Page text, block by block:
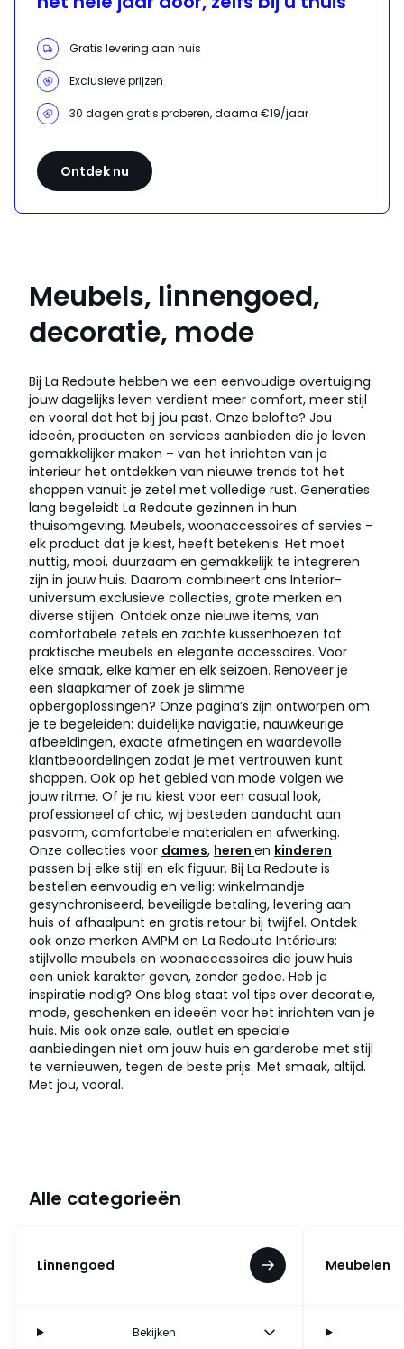
Gratis levering aan huis
Exclusieve prijzen
30 dagen gratis proberen, daarna €19/jaar
Ontdek nu
Meubels, linnengoed,
decoratie, mode
Bij La Redoute hebben we een eenvoudige overtuiging:
jouw dagelijks leven verdient meer comfort, meer stijl
en vooral dat het bij jou past. Onze belofte? Jou
ideeën, producten en services aanbieden die je leven
gemakkelijker maken – van het inrichten van je
interieur het ontdekken van nieuwe trends tot het
shoppen vanuit je zetel met volledige rust. Generaties
lang begeleidt La Redoute gezinnen in hun
thuisomgeving. Meubels, woonaccessoires of servies –
elk product dat je kiest, heeft betekenis. Het moet
nuttig, mooi, duurzaam en gemakkelijk te integreren
zijn in jouw huis. Daarom combineert ons Interior-
universum exclusieve collecties, grote merken en
diverse stijlen. Ontdek onze nieuwe items, van
comfortabele zetels en zachte kussenhoezen tot
praktische meubels en elegante accessoires. Voor
elke smaak, elke kamer en elk seizoen. Renoveer je
een slaapkamer of zoek je slimme
opbergoplossingen? Onze pagina’s zijn ontworpen om
je te begeleiden: duidelijke navigatie, nauwkeurige
afbeeldingen, exacte afmetingen en waardevolle
klantbeoordelingen zodat je met vertrouwen kunt
shoppen. Ook op het gebied van mode volgen we
jouw ritme. Of je nu kiest voor een casual look,
professioneel of chic, wij besteden aandacht aan
pasvorm, comfortabele materialen en afwerking.
Onze collecties voor dames, heren en kinderen
passen bij elke stijl en elk figuur. Bij La Redoute is
bestellen eenvoudig en veilig: winkelmandje
gesynchroniseerd, beveiligde betaling, levering aan
huis of afhaalpunt en gratis retour bij twijfel. Ontdek
ook onze merken AMPM en La Redoute Intérieurs:
stijlvolle meubels en woonaccessoires die jouw huis
een uniek karakter geven, zonder gedoe. Heb je
inspiratie nodig? Ons blog staat vol tips over decoratie,
mode, geschenken en ideeën voor het inrichten van je
huis. Mis ook onze sale, outlet en speciale
aanbiedingen niet om jouw huis en garderobe met stijl
te vernieuwen, tegen de beste prijs. Met smaak, altijd.
Met jou, vooral.
Alle categorieën
Linnengoed
Bekijken
Meubelen